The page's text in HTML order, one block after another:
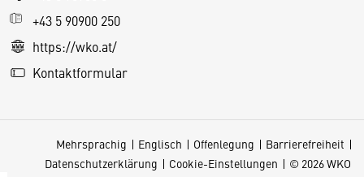
+43 5 90900 250
https://wko.at/
Kontaktformular
Mehrsprachig Englisch Offenlegung
Barrierefreiheit
Datenschutzerklärung
Cookie-Einstellungen © 2026 WKO
e
S
e